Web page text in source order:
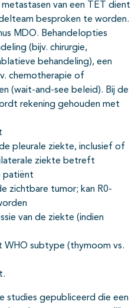
van een TET dient
besproken te worden.
MDO. Behandelopties
(bijv. chirurgie,
behandeling), een
chemotherapie of
(wait-and-see beleid). Bij de
rekening gehouden met
pleurale ziekte, inclusief of
ziekte betreft
patiënt
zichtbare tumor; kan R0-
van de ziekte (indien
WHO subtype (thymoom vs.
studies gepubliceerd die een